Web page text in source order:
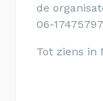
de
06-
Tot ziens in